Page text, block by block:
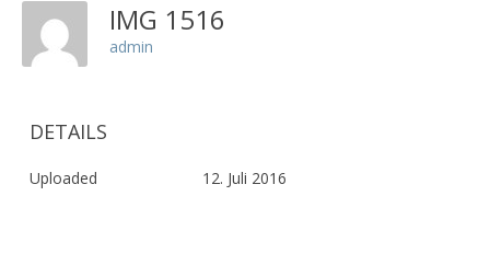
IMG 1516
admin
DETAILS
Uploaded 12. Juli 2016